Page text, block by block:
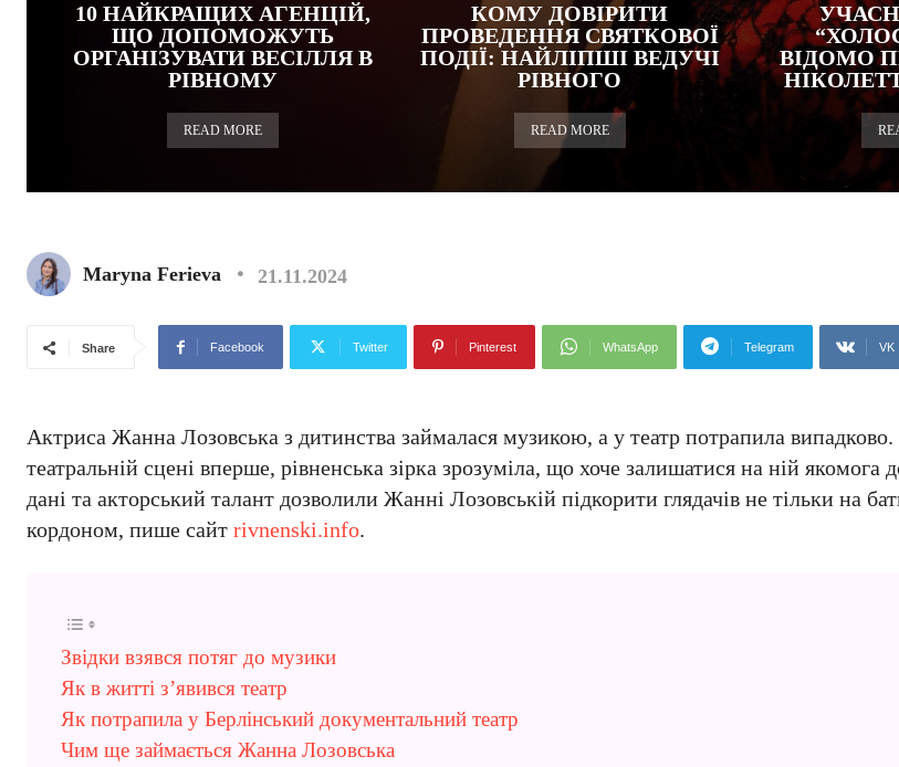
10 НАЙКРАЩИХ АГЕНЦІЙ,
ЩО ДОПОМОЖУТЬ
ОРГАНІЗУВАТИ ВЕСІЛЛЯ В
РІВНОМУ
READ MORE
КОМУ ДОВІРИТИ
ПРОВЕДЕННЯ СВЯТКОВОЇ
ПОДІЇ: НАЙЛІПШІ ВЕДУЧІ
РІВНОГО
READ MORE
ВІДОМО
Maryna Ferieva 21.11.2024
Share Facebook Twitter Pinterest WhatsApp Telegram VK
Актриса Жанна Лозовська з дитинства займалася музикою, а у театр потрапила
театральній сцені вперше, рівненська зірка зрозуміла, що хоче залишатися на ній якомога
дані та акторський талант дозволили Жанні Лозовській підкорити глядачів не тільки на
кордоном, пише сайт rivnenski.info.
Звідки взявся потяг до музики
Як в житті з’явився театр
Як потрапила у Берлінський документальний театр
Чим ще займається Жанна Лозовська